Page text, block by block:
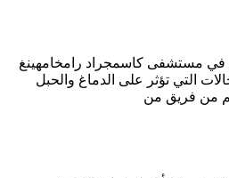
مستشفى كاسمجراد رامخامهينغ
التي تؤثر على الدماغ والحبل
من فريق من